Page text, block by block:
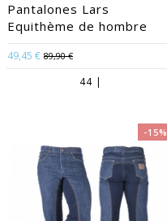
Pantalones Lars
Equithème de hombre
49,45 € 89,90 €
44 |
-15%